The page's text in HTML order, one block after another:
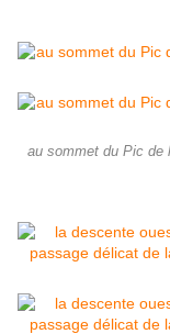
au sommet du Pic de